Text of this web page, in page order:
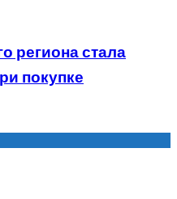
региона стала
покупке